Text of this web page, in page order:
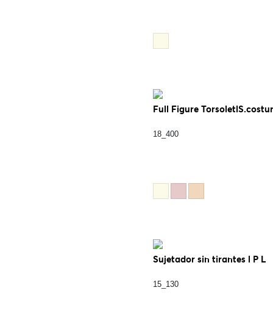
Full Figure
18_400
Sujetador sin tirantes l P L
15_130